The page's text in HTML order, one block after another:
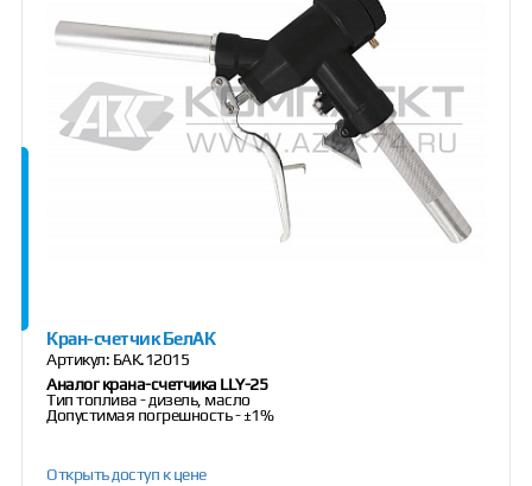
Кран-счетчик БелАК
Артикул: БАК.12015
Аналог крана-счетчика LLY-25
Тип топлива - дизель, масло
Допустимая погрешность - ±1%
Открыть доступ к цене